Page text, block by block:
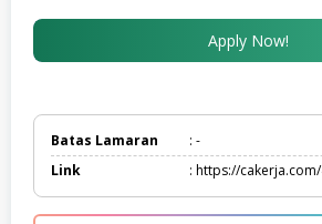
Apply Now!
Batas Lamaran
: -
Link
: https://